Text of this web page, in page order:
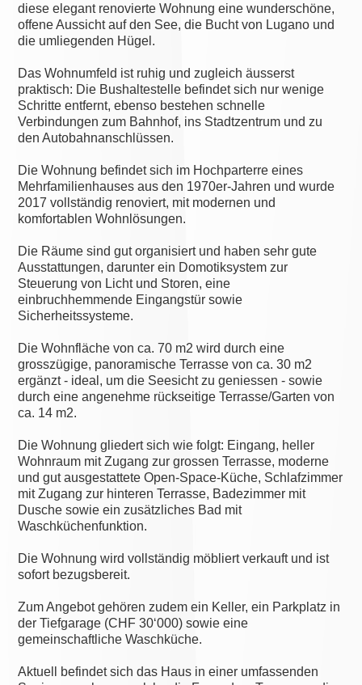
diese elegant renovierte Wohnung eine wunderschöne,
offene Aussicht auf den See, die Bucht von Lugano und
die umliegenden Hügel.
Das Wohnumfeld ist ruhig und zugleich äusserst
praktisch: Die Bushaltestelle befindet sich nur wenige
Schritte entfernt, ebenso bestehen schnelle
Verbindungen zum Bahnhof, ins Stadtzentrum und zu
den Autobahnanschlüssen.
Die Wohnung befindet sich im Hochparterre eines
Mehrfamilienhauses aus den 1970er-Jahren und wurde
2017 vollständig renoviert, mit modernen und
komfortablen Wohnlösungen.
Die Räume sind gut organisiert und haben sehr gute
Ausstattungen, darunter ein Domotiksystem zur
Steuerung von Licht und Storen, eine
einbruchhemmende Eingangstür sowie
Sicherheitssysteme.
Die Wohnfläche von ca. 70 m2 wird durch eine
grosszügige, panoramische Terrasse von ca. 30 m2
ergänzt - ideal, um die Seesicht zu geniessen - sowie
durch eine angenehme rückseitige Terrasse/Garten von
ca. 14 m2.
Die Wohnung gliedert sich wie folgt: Eingang, heller
Wohnraum mit Zugang zur grossen Terrasse, moderne
und gut ausgestattete Open-Space-Küche, Schlafzimmer
mit Zugang zur hinteren Terrasse, Badezimmer mit
Dusche sowie ein zusätzliches Bad mit
Waschküchenfunktion.
Die Wohnung wird vollständig möbliert verkauft und ist
sofort bezugsbereit.
Zum Angebot gehören zudem ein Keller, ein Parkplatz in
der Tiefgarage (CHF 30‘000) sowie eine
gemeinschaftliche Waschküche.
Aktuell befindet sich das Haus in einer umfassenden